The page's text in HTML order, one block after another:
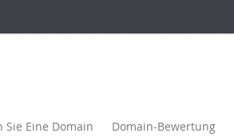
Sie Eine Domain Domain-Bewertung